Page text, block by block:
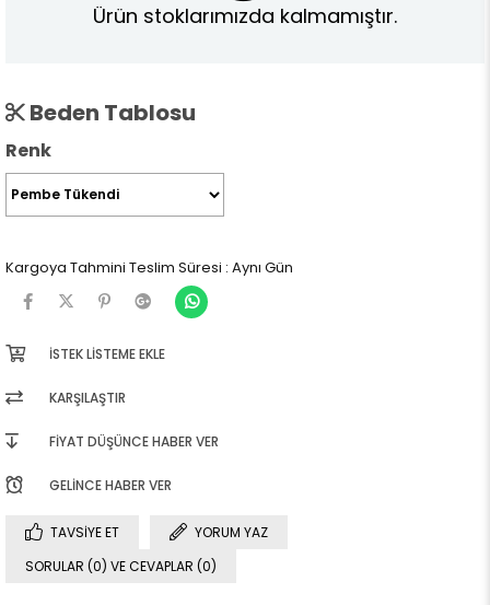
Ürün stoklarımızda kalmamıştır.
Beden Tablosu
Renk
Kargoya Tahmini Teslim Süresi : Aynı Gün
İSTEK LISTEME EKLE
KARŞILAŞTIR
FIYAT DÜŞÜNCE HABER VER
GELINCE HABER VER
TAVSIYE ET
YORUM YAZ
SORULAR (0) VE CEVAPLAR (0)